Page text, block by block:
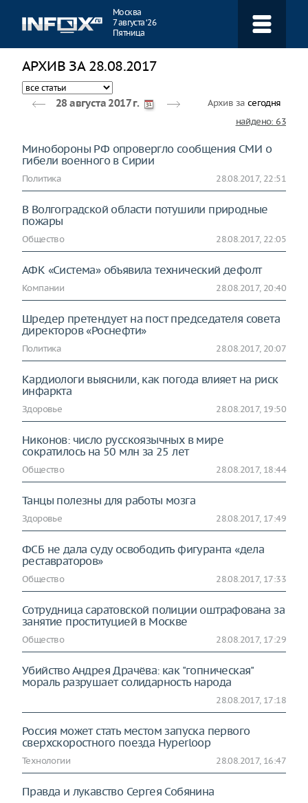
Москва
7 августа ‘26
Пятница
АРХИВ ЗА 28.08.2017
28 августа 2017 г. Архив за сегодня
найдено: 63
Минобороны РФ опровергло сообщения СМИ о
гибели военного в Сирии
Политика 28.08.2017, 22:51
В Волгоградской области потушили природные
пожары
Общество 28.08.2017, 22:05
АФК «Система» объявила технический дефолт
Компании 28.08.2017, 20:40
Шредер претендует на пост председателя совета
директоров «Роснефти»
Политика 28.08.2017, 20:07
Кардиологи выяснили, как погода влияет на риск
инфаркта
Здоровье 28.08.2017, 19:50
Никонов: число русскоязычных в мире
сократилось на 50 млн за 25 лет
Общество 28.08.2017, 18:44
Танцы полезны для работы мозга
Здоровье 28.08.2017, 17:49
ФСБ не дала суду освободить фигуранта «дела
реставраторов»
Общество 28.08.2017, 17:33
Сотрудница саратовской полиции оштрафована за
занятие проституцией в Москве
Общество 28.08.2017, 17:29
Убийство Андрея Драчёва: как "гопническая"
мораль разрушает солидарность народа
28.08.2017, 17:18
Россия может стать местом запуска первого
сверхскоростного поезда Hyperloop
Технологии 28.08.2017, 16:47
Правда и лукавство Сергея Собянина